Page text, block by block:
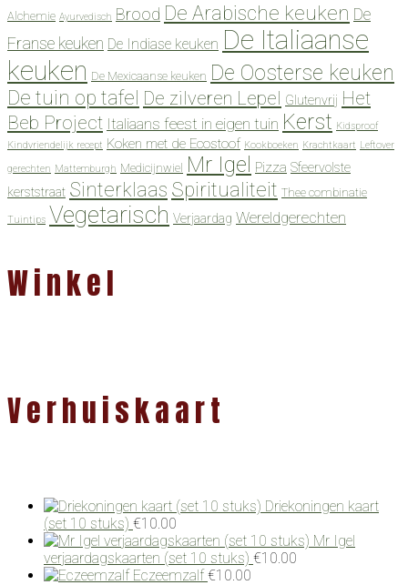
Alchemie Ayurvedisch Brood De Arabische keuken De
Franse keuken De Indiase keuken De Italiaanse
keuken De Mexicaanse keuken De Oosterse keuken
De tuin op tafel De zilveren Lepel Glutenvrij Het
Beb Project Italiaans feest in eigen tuin Kerst Kidsproof
Kindvriendelijk recept Koken met de Ecostoof Kookboeken Krachtkaart Leftover
gerechten Mattemburgh Medicijnwiel Mr Igel Pizza Sfeervolste
kerststraat Sinterklaas Spiritualiteit Thee combinatie
Tuintips Vegetarisch Verjaardag Wereldgerechten
Winkel
Verhuiskaart
Driekoningen kaart
(set 10 stuks) €10.00
Mr Igel
verjaardagskaarten (set 10 stuks) €10.00
Eczeemzalf €10.00